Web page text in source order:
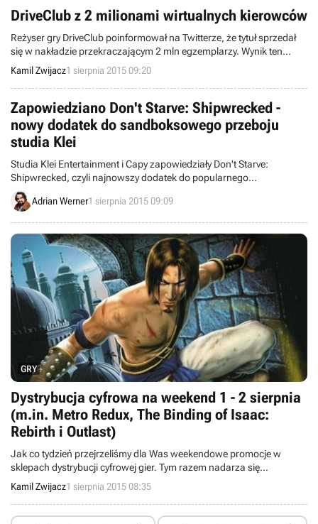
DriveClub z 2 milionami wirtualnych kierowców
Reżyser gry DriveClub poinformował na Twitterze, że tytuł sprzedał
się w nakładzie przekraczającym 2 mln egzemplarzy. Wynik ten
uzyskano przed pojawieniem się wersji PS Plus Edition.
Kamil Zwijacz1 sierpnia 2015 09:20
Zapowiedziano Don't Starve: Shipwrecked -
nowy dodatek do sandboksowego przeboju
studia Klei
Studia Klei Entertainment i Capy zapowiedziały Don't Starve:
Shipwrecked, czyli najnowszy dodatek do popularnego
survivalowego sandboksa.
Adrian Werner1 sierpnia 2015 09:09
GRY
Dystrybucja cyfrowa na weekend 1 - 2 sierpnia
(m.in. Metro Redux, The Binding of Isaac:
Rebirth i Outlast)
Jak co tydzień przejrzeliśmy dla Was weekendowe promocje w
sklepach dystrybucji cyfrowej gier. Tym razem nadarza się
sposobność, aby w atrakcyjnych cenach kupić takie produkcje jak
Metro Redux, The Binding of Isaac: Rebirth, Outlast czy BioShock
Triple Pack.
Kamil Zwijacz1 sierpnia 2015 08:35